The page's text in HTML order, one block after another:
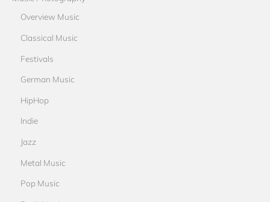
Overview Music
Classical Music
Festivals
German Music
HipHop
Indie
Jazz
Metal Music
Pop Music